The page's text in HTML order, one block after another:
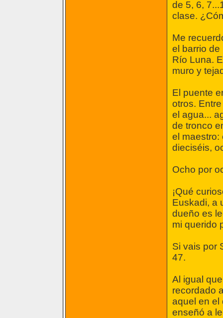
de 5, 6,
clase.
Me
el barrio de
Río Luna.
muro y
El puente
otros.
el agua...
de tronco
el maestro:
dieciséis,
Ocho por
¡Qué
Euskadi, a
dueño es
mi querido
Si vais por
47.
Al igual
recordado
aquel en el
enseñó a